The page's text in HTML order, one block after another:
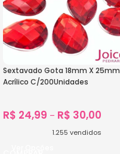
Sextavado Gota 18mm X 25mm
Acrílico C/200Unidades
R$ 24,99 – R$ 30,00
1.255 vendidos